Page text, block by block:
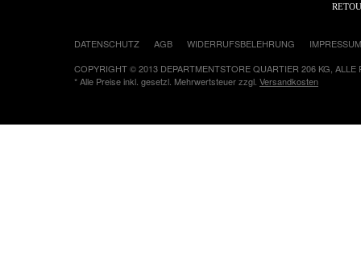
DATENSCHUTZ AGB WIDERRUFSBELEHRUNG
IMPRESSUM
COPYRIGHT © 2013 DEPARTMENTSTORE QUARTIER 206 KG, ALLE
* Alle Preise inkl. gesetzl. Mehrwertsteuer zzgl. Versandkosten